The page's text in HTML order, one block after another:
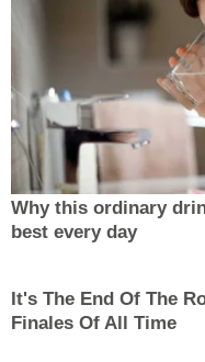
Why this ordinary
best every day
It's The End Of The
Finales Of All Time